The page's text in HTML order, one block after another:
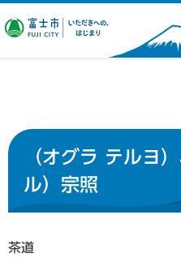
富士市 いただ
（オグラ テルヨ
ル）宗照
茶道